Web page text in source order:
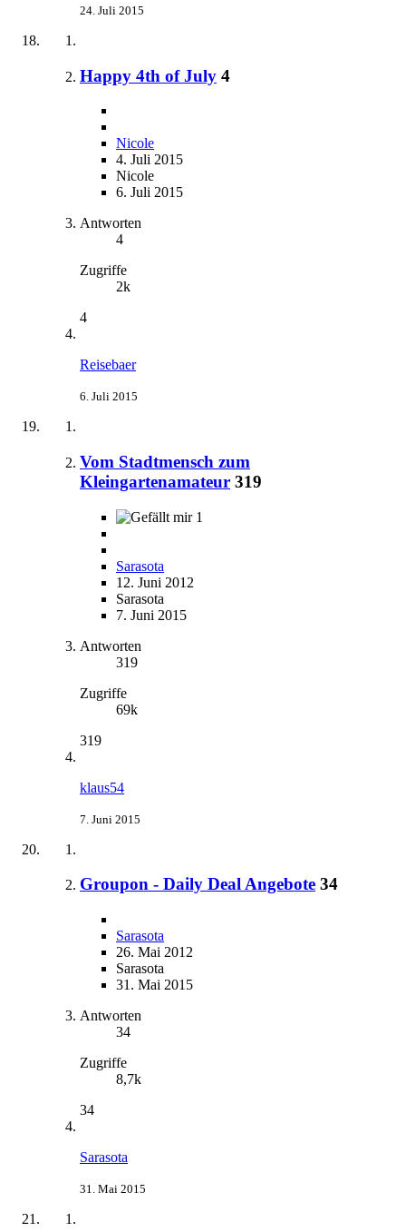
24. Juli 2015
Happy 4th of July 4
Nicole
4. Juli 2015
Nicole
6. Juli 2015
Antworten
4
Zugriffe
2k
4
Reisebaer
6. Juli 2015
Vom Stadtmensch zum
Kleingartenamateur 319
1
Sarasota
12. Juni 2012
Sarasota
7. Juni 2015
Antworten
319
Zugriffe
69k
319
klaus54
7. Juni 2015
Groupon - Daily Deal Angebote 34
Sarasota
26. Mai 2012
Sarasota
31. Mai 2015
Antworten
34
Zugriffe
8,7k
34
Sarasota
31. Mai 2015